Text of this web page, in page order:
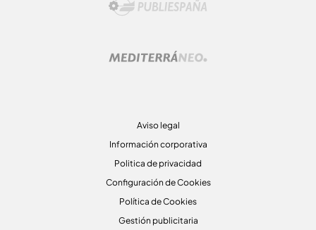
Aviso legal
Información corporativa
Politica de privacidad
Configuración de Cookies
Política de Cookies
Gestión publicitaria